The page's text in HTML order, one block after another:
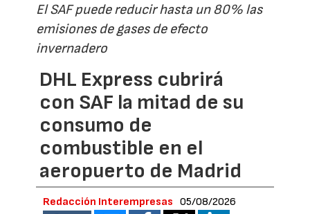
El SAF puede reducir hasta un 80% las
emisiones de gases de efecto
invernadero
DHL Express cubrirá
con SAF la mitad de su
consumo de
combustible en el
aeropuerto de Madrid
Redacción Interempresas 05/08/2026